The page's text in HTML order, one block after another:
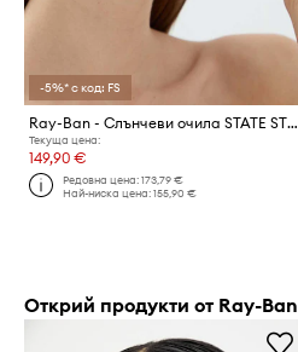
-5%* с код: FS
Ray-Ban - Слънчеви очила STATE STREET
Текуща цена:
149,90 €
Редовна цена:173,79 €
Най-ниска цена:155,90 €
Открий продукти от Ray-Ban